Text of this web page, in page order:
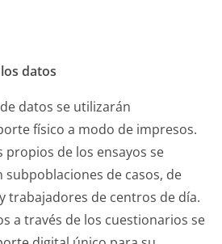
datos
datos se utilizarán
físico a modo de impresos.
propios de los ensayos se
de casos, de
trabajadores de centros de día.
a través de los cuestionarios se